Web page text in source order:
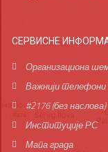
СЕРВИСНЕ
Организациона
Важнији телефони
#2176 (без наслова)
Институције РС
Мапа града